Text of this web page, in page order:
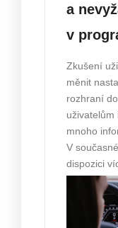
a
v
Zkušení
měnit
rozhraní
uživatelům
mnoho
V
dispozici